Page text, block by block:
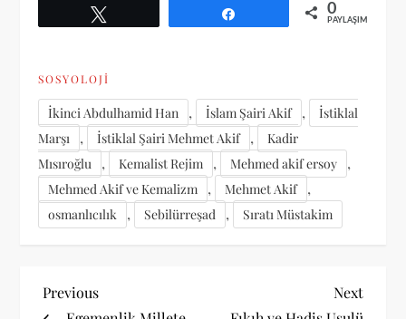
0
PAYLAŞIMLAR
SOSYOLOJI
İkinci Abdulhamid Han , İslam Şairi Akif ,
İstiklal
Marşı
, İstiklal Şairi Mehmet Akif ,
Kadir
Mısıroğlu
, Kemalist Rejim , Mehmed akif ersoy ,
Mehmed Akif ve Kemalizm , Mehmet Akif ,
osmanlıcılık , Sebilürreşad , Sıratı Müstakim
Y
Previous
Previous
Next
Next